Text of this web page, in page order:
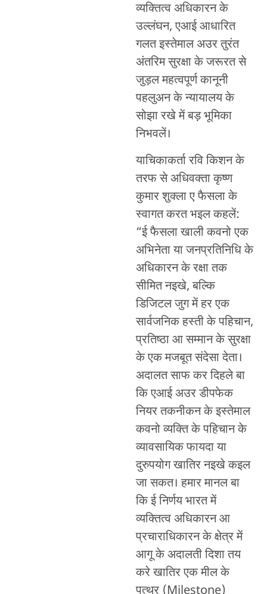
व्यक्तित्व अधिकारन के
उल्लंघन, एआई आधारित
गलत इस्तेमाल अउर तुरंत
अंतरिम सुरक्षा के जरूरत से
जुड़ल महत्वपूर्ण कानूनी
पहलुअन के न्यायालय के
सोझा रखे में बड़ भूमिका
निभवलें।
याचिकाकर्ता रवि किशन के
तरफ से अधिवक्ता कृष्ण
कुमार शुक्ला ए फैसला के
स्वागत करत भइल कहलें:
“ई फैसला खाली कवनो एक
अभिनेता या जनप्रतिनिधि के
अधिकारन के रक्षा तक
सीमित नइखे, बल्कि
डिजिटल जुग में हर एक
सार्वजनिक हस्ती के पहिचान,
प्रतिष्ठा आ सम्मान के सुरक्षा
के एक मजबूत संदेसा देता।
अदालत साफ कर दिहले बा
कि एआई अउर डीपफेक
नियर तकनीकन के इस्तेमाल
कवनो व्यक्ति के पहिचान के
व्यावसायिक फायदा या
दुरुपयोग खातिर नइखे कइल
जा सकत। हमार मानल बा
कि ई निर्णय भारत में
व्यक्तित्व अधिकारन आ
प्रचाराधिकारन के क्षेत्र में
आगू के अदालती दिशा तय
करे खातिर एक मील के
पत्थर (Milestone)